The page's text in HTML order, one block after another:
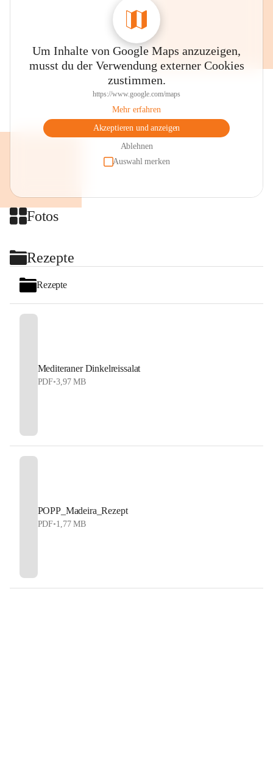
Um Inhalte von Google Maps anzuzeigen,
musst du der Verwendung externer Cookies
zustimmen.
https://www.google.com/maps
Mehr erfahren
Akzeptieren und anzeigen
Ablehnen
Auswahl merken
Fotos
Rezepte
Rezepte
Mediteraner Dinkelreissalat
PDF•3,97 MB
POPP_Madeira_Rezept
PDF•1,77 MB